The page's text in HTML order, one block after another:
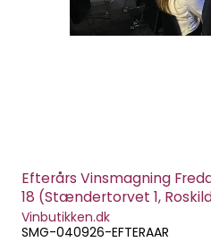
Efterårs Vinsmagning
18 (Stændertorvet 1,
Vinbutikken.dk
SMG-040926-EFTERAAR